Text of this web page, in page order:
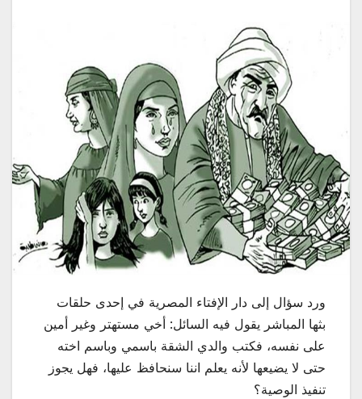
ورد سؤال إلى دار الإفتاء المصرية في إحدى حلقات
بثها المباشر يقول فيه السائل: أخي مستهتر وغير أمين
على نفسه، فكتب والدي الشقة باسمي وباسم اخته
حتى لا يضيعها لأنه يعلم اننا سنحافظ عليها، فهل يجوز
تنفيذ الوصية؟